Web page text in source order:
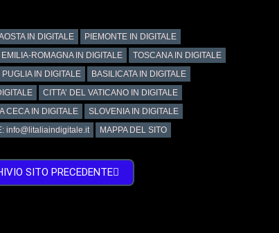
IN DIGITALE
PIEMONTE IN DIGITALE
EMILIA-ROMAGNA IN DIGITALE
TOSCANA IN DIGITALE
PUGLIA IN DIGITALE
BASILICATA IN DIGITALE
CITTA’ DEL VATICANO IN DIGITALE
CECA IN DIGITALE
SLOVENIA IN DIGITALE
info@litaliaindigitale.it MAPPA DEL SITO
SITO PRECEDENTE